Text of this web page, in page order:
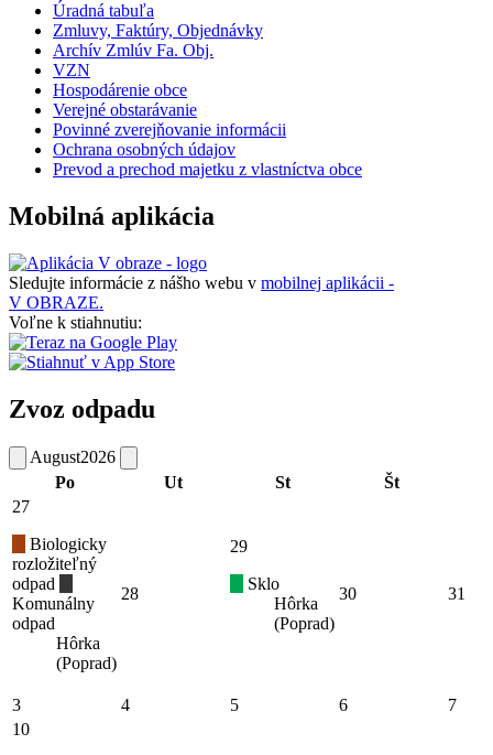
Úradná tabuľa
Zmluvy, Faktúry, Objednávky
Archív Zmlúv Fa. Obj.
VZN
Hospodárenie obce
Verejné obstarávanie
Povinné zverejňovanie informácii
Ochrana osobných údajov
Prevod a prechod majetku z vlastníctva obce
Mobilná aplikácia
Sledujte informácie z nášho webu v mobilnej aplikácii -
V OBRAZE.
Voľne k stiahnutiu:
Zvoz odpadu
August2026
Po
Ut St Št
27
Biologicky
rozložiteľný
odpad
Komunálny
odpad
Hôrka
(Poprad)
28
29
Sklo
Hôrka
(Poprad)
30 31
3 4 5 6
7
10